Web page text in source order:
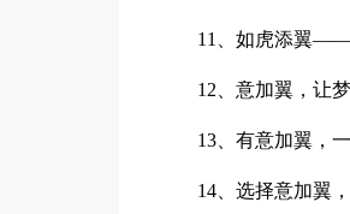
11、如虎添翼——
12、意加翼，让
13、有意加翼，一
14、选择意加翼